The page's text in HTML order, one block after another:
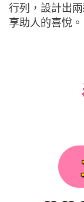
行列，設計出
享助人的喜悅。